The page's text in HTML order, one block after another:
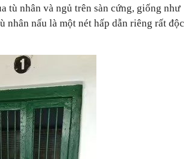
tù nhân và ngủ trên sàn cứng, giống như
nhân nấu là một nét hấp dẫn riêng rất độc